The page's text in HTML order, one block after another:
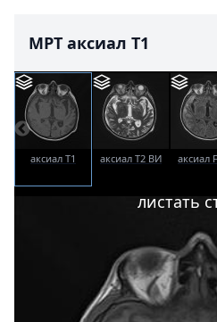
МРТ аксиал T1
аксиал T1 аксиал T2 ВИ аксиал
листать